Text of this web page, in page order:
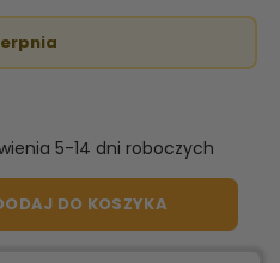
5-14 dni roboczych
DO KOSZYKA